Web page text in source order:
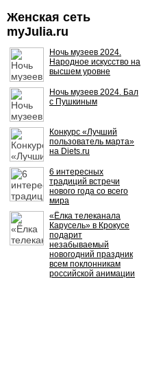
Женская сеть
myJulia.ru
Ночь музеев 2024.
Народное искусство на
высшем уровне
Ночь музеев 2024. Бал
с Пушкиным
Конкурс «Лучший
пользователь марта»
на Diets.ru
6 интересных
традиций встречи
нового года со всего
мира
«Ёлка телеканала
Карусель» в Крокусе
подарит
незабываемый
новогодний праздник
всем поклонникам
российской анимации